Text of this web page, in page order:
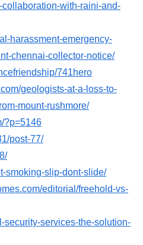
with-raini-and-
harassment-emergency-
chennai-collector-notice/
741hero
geologists-at-a-loss-to-
mount-rushmore/
?p=5146
post-77/
smoking-slip-dont-slide/
editorial/freehold-vs-
security-services-the-solution-